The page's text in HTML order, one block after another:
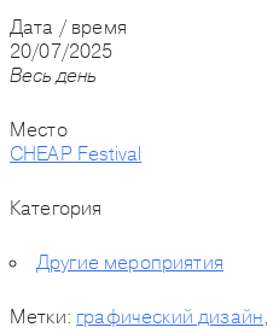
Дата / время
20/07/2025
Весь день
Место
CHEAP Festival
Категория
Другие мероприятия
Метки: графический дизайн